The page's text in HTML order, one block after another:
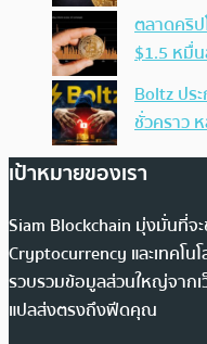
ตลาดคริป
$1.5 หมื่
Boltz ปร
ชั่วคราว
เป้าหมายของเรา
Siam Blockchain มุ่งมั่นที่จ
Cryptocurrency และเทคโน
รวบรวมข้อมูลส่วนใหญ่จากเ
แปลส่งตรงถึงฟีดคุณ